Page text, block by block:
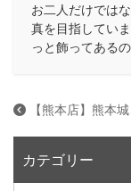
お二人だけでは
真を目指してい
っと飾ってある
【熊本店】熊本
カテゴリー